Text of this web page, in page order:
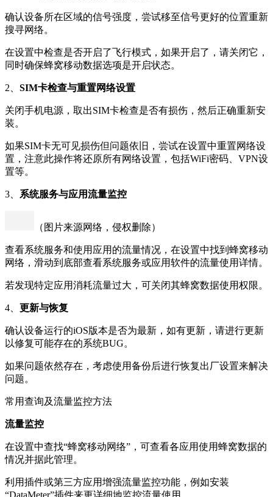
确认设备所在区域的信号强度，尝试移至信号更好的位置重新
搜寻网络。
在设置中检查是否开启了飞行模式，如果开启了，请关闭它，
同时确保蜂窝移动数据选项是开启状态。
2、 SIM卡检查与重置网络设置
关闭手机电源，取出SIM卡检查是否有损伤，然后正确重新安
装。
如果SIM卡无可见损伤但问题依旧，尝试在设置中重置网络设
置，注意此操作将还原所有网络设置，包括WiFi密码、VPN设
置等。
3、 系统服务与应用流量监控
（图片来源网络，侵权删除）
查看系统服务和使用应用的流量情况，在设置中找到蜂窝移动
网络，滑动到底部查看系统服务或应用软件的流量使用详情。
若发现特定应用消耗流量过大，可关闭其蜂窝数据使用权限。
4、 更新与恢复
确认设备运行的iOS版本是否为最新，如有更新，请进行更新
以修复可能存在的系统BUG。
如果问题依然存在，考虑使用备份后进行恢复出厂设置来解决
问题。
常用查询及流量监控方法
流量监控
在设置中查找“蜂窝移动网络”，可查看各应用使用蜂窝数据的
情况并据此管理。
利用插件或第三方应用增强流量监控功能，例如安装
“DataMeter”插件来更详细地监控流量使用。